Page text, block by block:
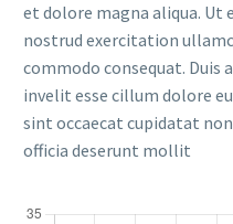
et dolore magna aliqua. Ut
nostrud exercitation
commodo consequat. Duis
invelit esse cillum dolore
sint occaecat cupidatat
officia deserunt mollit